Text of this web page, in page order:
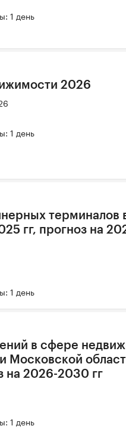
1 день
2026
1 день
терминалов
гг, прогноз на
1 день
в сфере
Московской
на 2026-2030 гг
1 день